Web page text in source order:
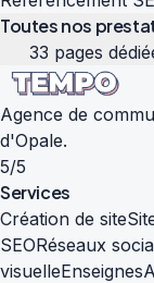
Toutes nos
33 pages
Agence de
d'Opale.
5/5
Services
Création de site
SEORéseaux
visuelleEnseignes